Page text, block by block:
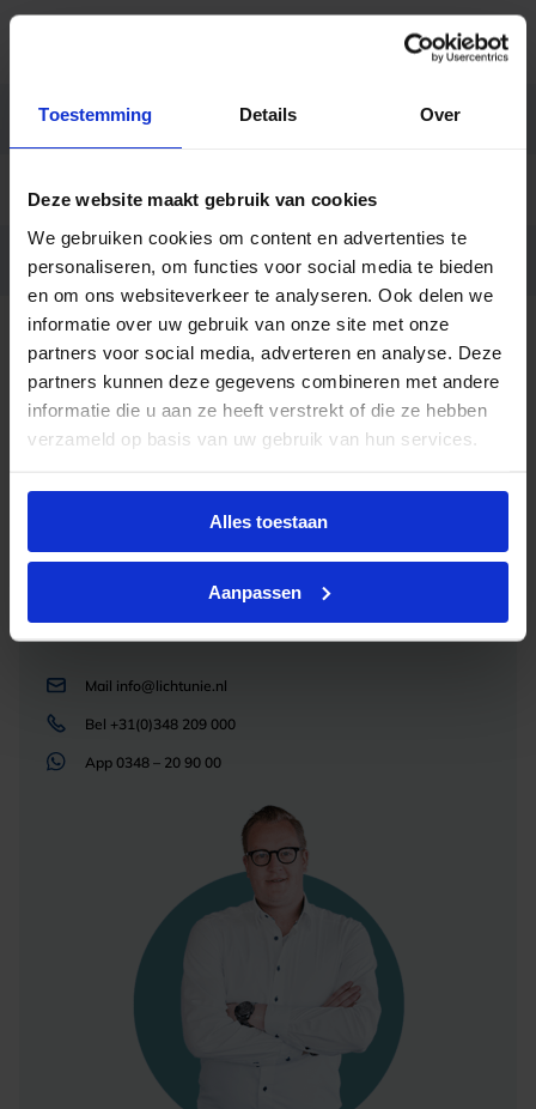
Toestemming Details Over
Deze website maakt gebruik van cookies
We gebruiken cookies om content en advertenties te
personaliseren, om functies voor social media te bieden
en om ons websiteverkeer te analyseren. Ook delen we
informatie over uw gebruik van onze site met onze
partners voor social media, adverteren en analyse. Deze
partners kunnen deze gegevens combineren met andere
informatie die u aan ze heeft verstrekt of die ze hebben
verzameld op basis van uw gebruik van hun services.
Alles toestaan
Aanpassen
Merk Philips
Code 94555700
Ean code 6922341945557
Advies of hulp nodig?
helpen je graag met professioneellichtadvies
en zorgen voor de juiste licht oplossing. Aarzel
niet om contact met ons op te nemen.
Mail info@lichtunie.nl
Bel +31(0)348 209 000
App 0348 – 20 90 00